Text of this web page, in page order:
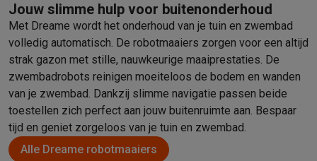
Jouw slimme hulp voor buitenonderhoud
Met Dreame wordt het onderhoud van je tuin en zwembad
volledig automatisch. De robotmaaiers zorgen voor een altijd
strak gazon met stille, nauwkeurige maaiprestaties. De
zwembadrobots reinigen moeiteloos de bodem en wanden
van je zwembad. Dankzij slimme navigatie passen beide
toestellen zich perfect aan jouw buitenruimte aan. Bespaar
tijd en geniet zorgeloos van je tuin en zwembad.
Alle Dreame robotmaaiers